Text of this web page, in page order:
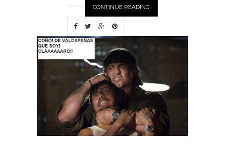
CONTINUE READING